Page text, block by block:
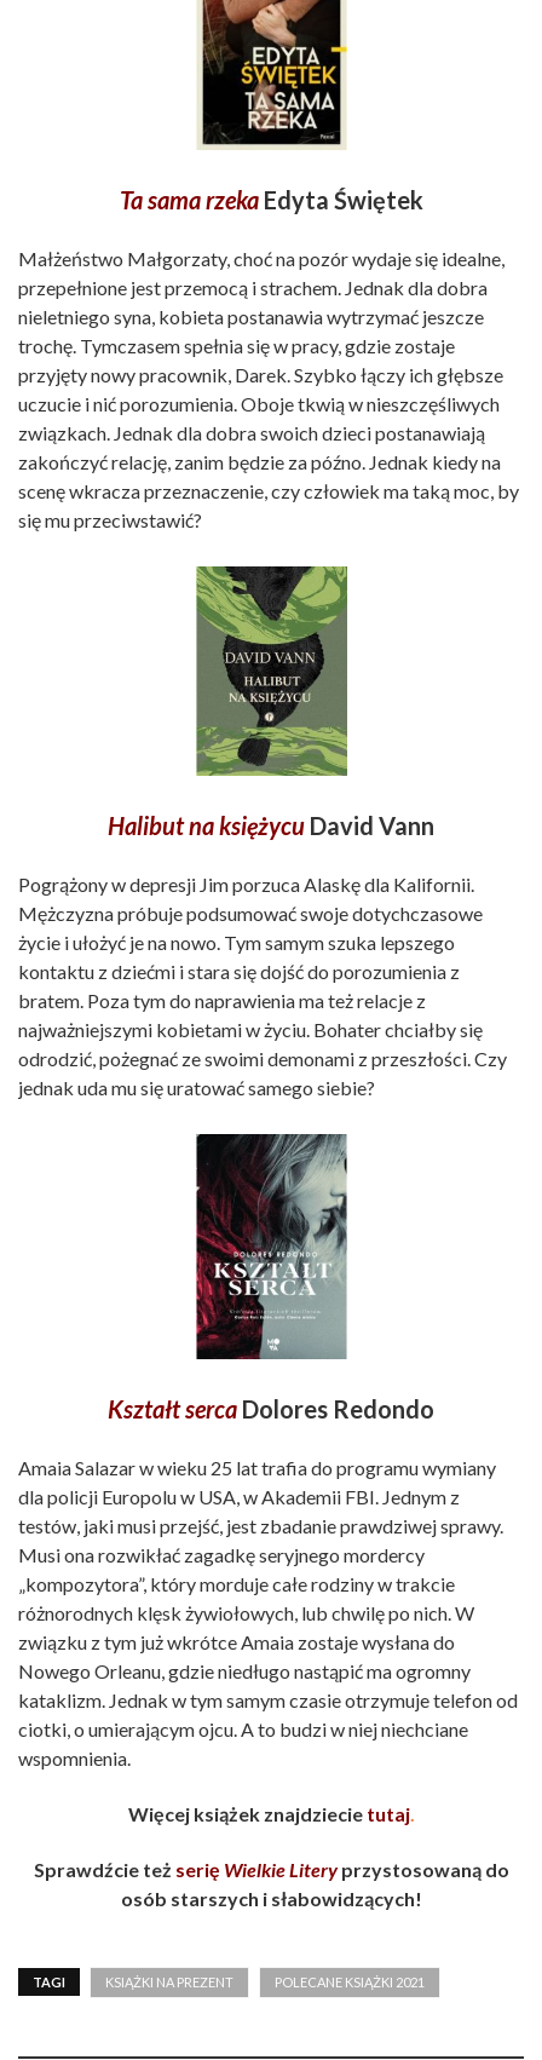
Ta sama rzekaEdyta Świętek
Małżeństwo Małgorzaty, choć na pozór wydaje się idealne,
przepełnione jest przemocą i strachem. Jednak dla dobra
nieletniego syna, kobieta postanawia wytrzymać jeszcze
trochę. Tymczasem spełnia się w pracy, gdzie zostaje
przyjęty nowy pracownik, Darek. Szybko łączy ich głębsze
uczucie i nić porozumienia. Oboje tkwią w nieszczęśliwych
związkach. Jednak dla dobra swoich dzieci postanawiają
zakończyć relację, zanim będzie za późno. Jednak kiedy na
scenę wkracza przeznaczenie, czy człowiek ma taką moc, by
się mu przeciwstawić?
Halibut na księżycu David Vann
Pogrążony w depresji Jim porzuca Alaskę dla Kalifornii.
Mężczyzna próbuje podsumować swoje dotychczasowe
życie i ułożyć je na nowo. Tym samym szuka lepszego
kontaktu z dziećmi i stara się dojść do porozumienia z
bratem. Poza tym do naprawienia ma też relacje z
najważniejszymi kobietami w życiu. Bohater chciałby się
odrodzić, pożegnać ze swoimi demonami z przeszłości. Czy
jednak uda mu się uratować samego siebie?
Kształt serca Dolores Redondo
Amaia Salazar w wieku 25 lat trafia do programu wymiany
dla policji Europolu w USA, w Akademii FBI. Jednym z
testów, jaki musi przejść, jest zbadanie prawdziwej sprawy.
Musi ona rozwikłać zagadkę seryjnego mordercy
„kompozytora”, który morduje całe rodziny w trakcie
różnorodnych klęsk żywiołowych, lub chwilę po nich. W
związku z tym już wkrótce Amaia zostaje wysłana do
Nowego Orleanu, gdzie niedługo nastąpić ma ogromny
kataklizm. Jednak w tym samym czasie otrzymuje telefon od
ciotki, o umierającym ojcu. A to budzi w niej niechciane
wspomnienia.
Więcej książek znajdziecie tutaj.
Sprawdźcie też serię Wielkie Literyprzystosowaną do
osób starszych i słabowidzących!
TAGI KSIĄŻKI NA PREZENT POLECANE KSIĄŻKI 2021